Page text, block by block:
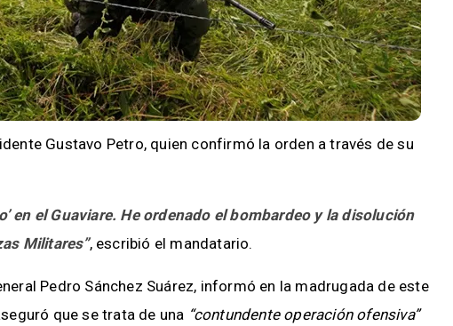
Gustavo Petro, quien confirmó la orden a través de su
en el Guaviare. He ordenado el bombardeo y la disolución
Militares”, escribió el mandatario.
Pedro Sánchez Suárez, informó en la madrugada de este
que se trata de una “contundente operación ofensiva”